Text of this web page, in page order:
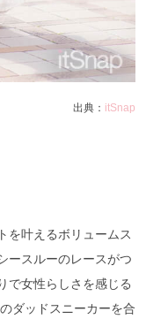
出典： itSnap
を叶えるボリュームス
ースルーのレースがつ
で女性らしさを感じる
ダッドスニーカーを合